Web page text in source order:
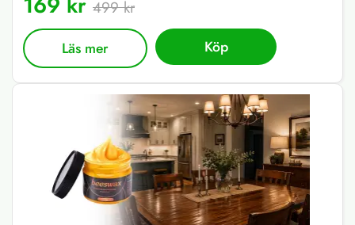
499 kr
Läs mer Köp